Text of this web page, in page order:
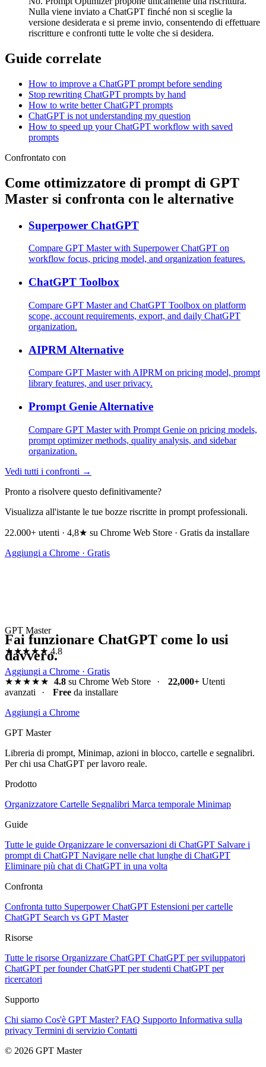
Nulla viene inviato a ChatGPT finché non si sceglie la
versione desiderata e si preme invio, consentendo di effettuare
riscritture e confronti tutte le volte che si desidera.
Guide correlate
How to improve a ChatGPT prompt before sending
Stop rewriting ChatGPT prompts by hand
How to write better ChatGPT prompts
ChatGPT is not understanding my question
How to speed up your ChatGPT workflow with saved
prompts
Confrontato con
Come ottimizzatore di prompt di GPT
Master si confronta con le alternative
Superpower ChatGPT
Compare GPT Master with Superpower ChatGPT on
workflow focus, pricing model, and organization features.
ChatGPT Toolbox
Compare GPT Master and ChatGPT Toolbox on platform
scope, account requirements, export, and daily ChatGPT
organization.
AIPRM Alternative
Compare GPT Master with AIPRM on pricing model, prompt
library features, and user privacy.
Prompt Genie Alternative
Compare GPT Master with Prompt Genie on pricing models,
prompt optimizer methods, quality analysis, and sidebar
organization.
Vedi tutti i confronti →
Pronto a risolvere questo definitivamente?
Visualizza all'istante le tue bozze riscritte in prompt professionali.
22.000+ utenti · 4,8★ su Chrome Web Store · Gratis da installare
Aggiungi a Chrome · Gratis
GPT Master
★★★★★ 4.8
Aggiungi a Chrome · Gratis
Fai funzionare ChatGPT come lo usi
davvero.
★★★★★ 4.8su Chrome Web Store · 22,000+Utenti
avanzati
· Free da installare
Aggiungi a Chrome
GPT Master
Libreria di prompt, Minimap, azioni in blocco, cartelle e segnalibri.
Per chi usa ChatGPT per lavoro reale.
Prodotto
Organizzatore Cartelle Segnalibri Marca temporale Minimap
Guide
Tutte le guide Organizzare le conversazioni di ChatGPT Salvare i
prompt di ChatGPT Navigare nelle chat lunghe di ChatGPT
Eliminare più chat di ChatGPT in una volta
Confronta
Confronta tutto Superpower ChatGPT Estensioni per cartelle
ChatGPT Search vs GPT Master
Risorse
Tutte le risorse Organizzare ChatGPT ChatGPT per sviluppatori
ChatGPT per founderChatGPT per studenti ChatGPT per
ricercatori
Supporto
Chi siamo Cos'è GPT Master? FAQ Supporto Informativa sulla
privacy Termini di servizio Contatti
© 2026 GPT Master